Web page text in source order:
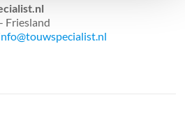
Friesland